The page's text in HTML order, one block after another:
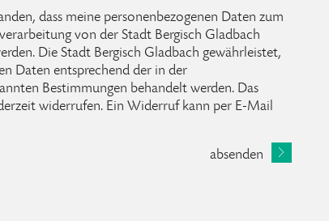
dass meine personenbezogenen Daten zum
von der Stadt Bergisch Gladbach
Die Stadt Bergisch Gladbach gewährleistet,
Daten entsprechend der in der
Bestimmungen behandelt werden. Das
widerrufen. Ein Widerruf kann per E-Mail
absenden